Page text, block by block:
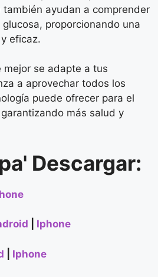
también ayudan a comprender
proporcionando una
eficaz.
mejor se adapte a tus
a aprovechar todos los
puede ofrecer para el
más salud y
Descargar:
Iphone
Iphone